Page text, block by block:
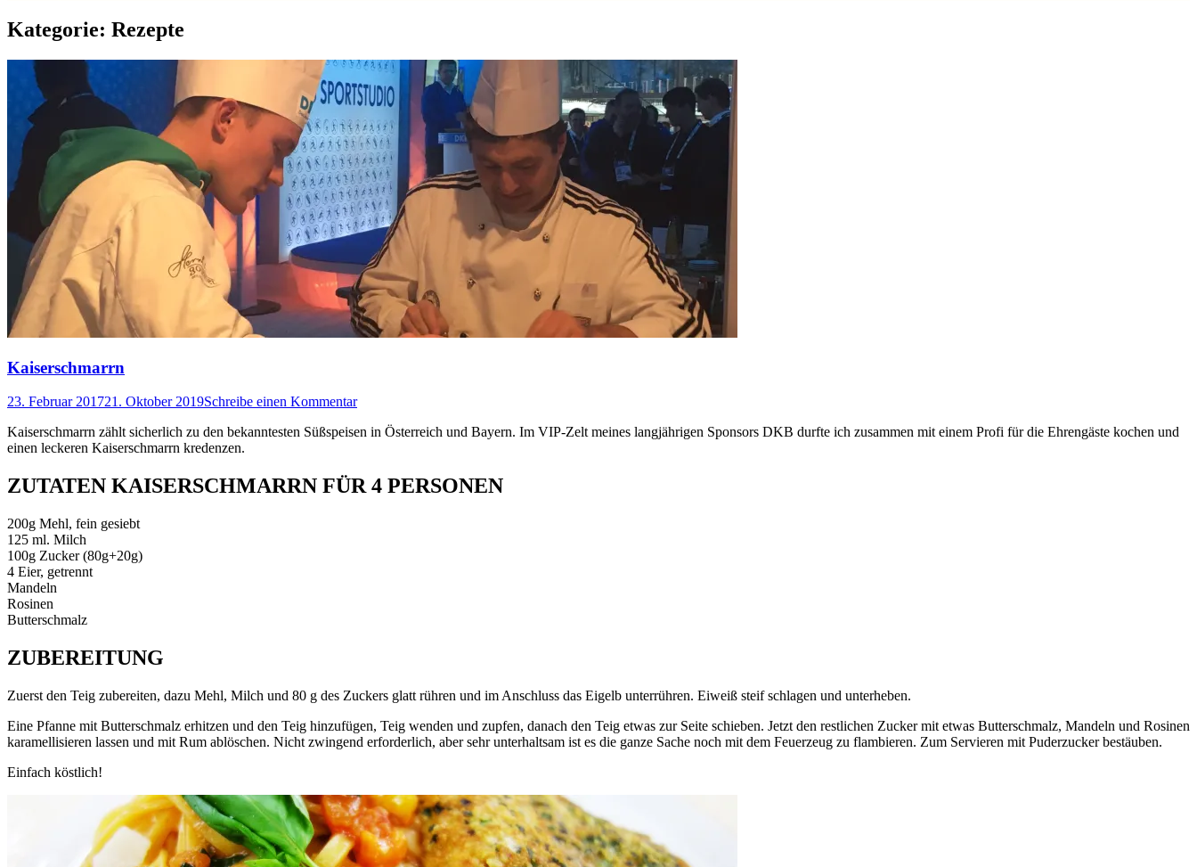
Kategorie: Rezepte
Kaiserschmarrn
23. Februar 201721. Oktober 2019Schreibe einen Kommentar
Kaiserschmarrn zählt sicherlich zu den bekanntesten Süßspeisen in Österreich und Bayern. Im VIP-Zelt meines langjährigen Sponsors DKB durfte ich zusammen mit einem Profi für die Ehrengäste kochen und
einen leckeren Kaiserschmarrn kredenzen.
ZUTATEN KAISERSCHMARRN FÜR 4 PERSONEN
200g Mehl, fein gesiebt
125 ml. Milch
100g Zucker (80g+20g)
4 Eier, getrennt
Mandeln
Rosinen
Butterschmalz
ZUBEREITUNG
Zuerst den Teig zubereiten, dazu Mehl, Milch und 80 g des Zuckers glatt rühren und im Anschluss das Eigelb unterrühren. Eiweiß steif schlagen und unterheben.
Eine Pfanne mit Butterschmalz erhitzen und den Teig hinzufügen, Teig wenden und zupfen, danach den Teig etwas zur Seite schieben. Jetzt den restlichen Zucker mit etwas Butterschmalz, Mandeln und Rosinen
karamellisieren lassen und mit Rum ablöschen. Nicht zwingend erforderlich, aber sehr unterhaltsam ist es die ganze Sache noch mit dem Feuerzeug zu flambieren. Zum Servieren mit Puderzucker bestäuben.
Einfach köstlich!